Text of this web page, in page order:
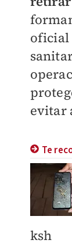
oficial
evitar
Te
ksh